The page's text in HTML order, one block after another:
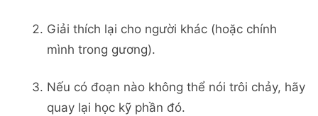
Giải thích lại cho người khác (hoặc chính
mình trong gương).
Nếu có đoạn nào không thể nói trôi chảy, hãy
quay lại học kỹ phần đó.